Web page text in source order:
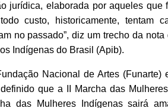
jurídica, elaborada por aqueles que
custo, historicamente, tentam
no passado”, diz um trecho da
Indígenas do Brasil (Apib).
Nacional de Artes (Funarte)
que a II Marcha das
das Mulheres Indígenas sairá